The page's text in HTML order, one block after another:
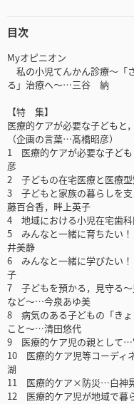
目次
Myオピニオン
私の小児てんかん診療～「
る」治療へ～…三谷 納
【特 集】
医療的ケアが必要な子どもと
（企画の言葉…髙橋昭彦）
1 医療的ケアが必要な子ど
彦
2 子どもの在宅医療と医療
3 子どもと家族の暮らしを
藤百合香，畔上英子
4 地域における小児在宅歯
5 みんなと一緒に育ちたい
井美静
6 みんなと一緒に学びたい
子
7 子どもを預かる，見守る～
など～…今泉あゆ美
8 病気のある子どもの「きょ
こと～…清田悠代
9 医療的ケア児の親として…
10 医療的ケア児等コーディ
湖
11 医療的ケア×防災…白神
12 医療的ケア児が地域で暮